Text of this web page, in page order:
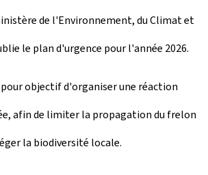
de l'Environnement, du Climat et
le plan d'urgence pour l'année 2026.
pour objectif d'organiser une réaction
afin de limiter la propagation du frelon
la biodiversité locale.